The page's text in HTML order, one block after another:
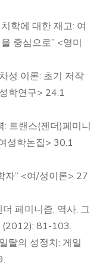
학에 대한 재고: 여
중심으로” <영미
성 이론: 초기 저작
학연구> 24.1
: 트랜스(젠더)페미니
성학논집> 30.1
자” <여/성이론> 27
페미니즘, 역사, 그
(2012): 81-103.
탈의 성정치: 게일